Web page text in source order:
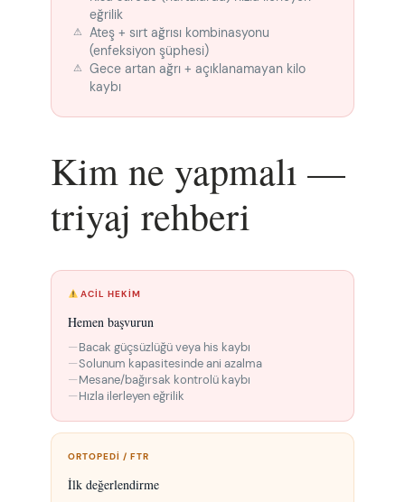
eğrilik
Ateş + sırt ağrısı kombinasyonu
(enfeksiyon şüphesi)
Gece artan ağrı + açıklanamayan kilo
kaybı
Kim ne yapmalı —
triyaj rehberi
ACIL HEKIM
Hemen başvurun
Bacak güçsüzlüğü veya his kaybı
Solunum kapasitesinde ani azalma
Mesane/bağırsak kontrolü kaybı
Hızla ilerleyen eğrilik
ORTOPEDI / FTR
İlk değerlendirme